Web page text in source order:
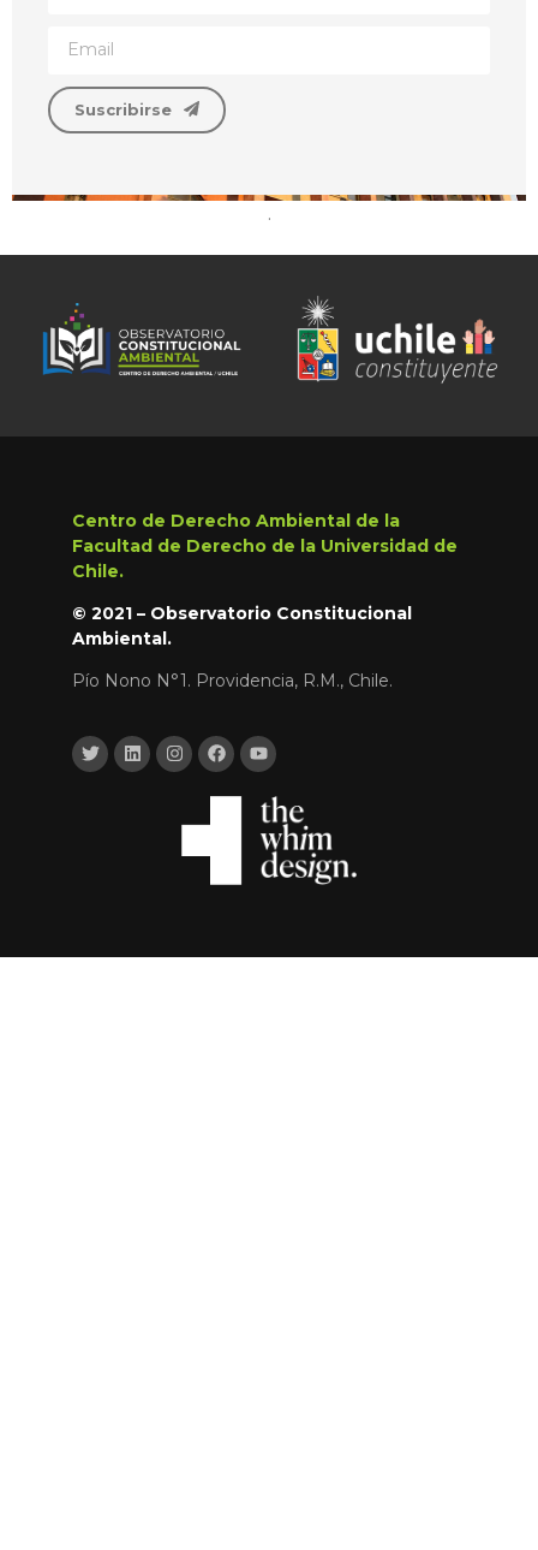
Suscribirse
.
Centro de Derecho Ambiental de la
Facultad de Derecho de la Universidad de
Chile.
© 2021 – Observatorio Constitucional
Ambiental.
Pío Nono N°1. Providencia, R.M., Chile.